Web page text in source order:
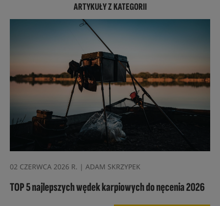
ARTYKUŁY Z KATEGORII
02 CZERWCA 2026 R. | ADAM SKRZYPEK
TOP 5 najlepszych wędek karpiowych do nęcenia 2026